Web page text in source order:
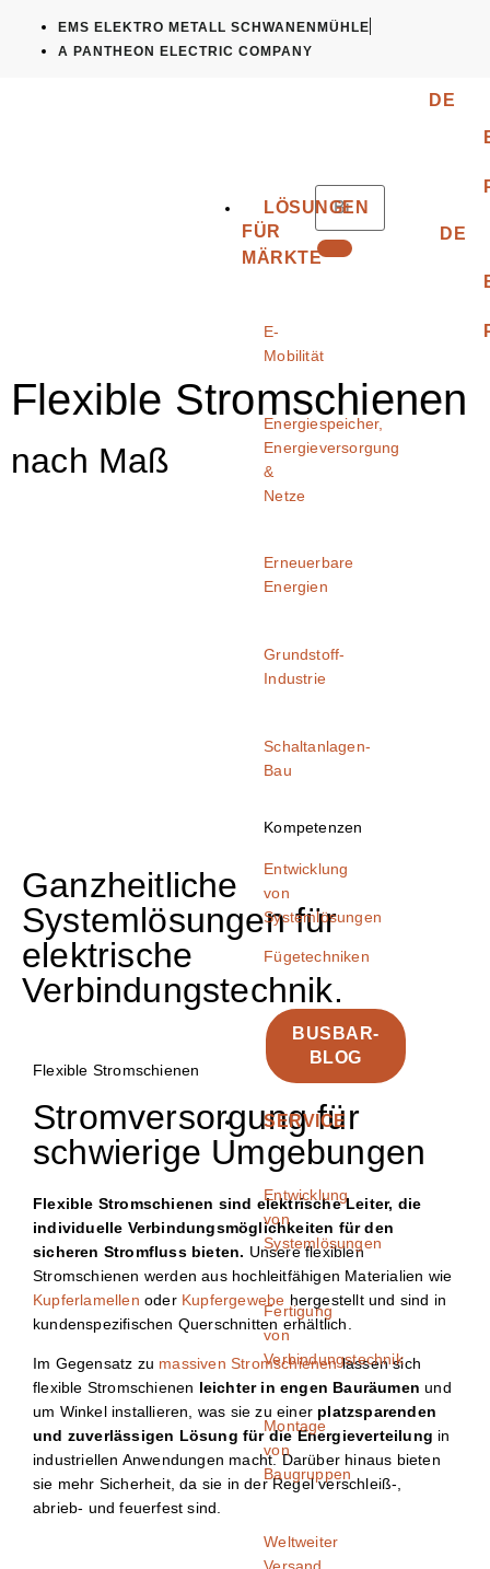
EMS ELEKTRO METALL SCHWANENMÜHLE
A PANTHEON ELECTRIC COMPANY
LÖSUNGEN
FÜR
MÄRKTE
E-
Mobilität
Energiespeicher,
Energieversorgung
&
Netze
Erneuerbare
Energien
Grundstoff-
Industrie
Schaltanlagen-
Bau
Kompetenzen
Entwicklung
von
Systemlösungen
Fügetechniken
BUSBAR-
BLOG
SERVICE
Entwicklung
von
Systemlösungen
Fertigung
von
Verbindungstechnik
Montage
von
Baugruppen
Weltweiter
DE
DE
Flexible Stromschienen
nach Maß
Ganzheitliche
Systemlösungen für
elektrische
Verbindungstechnik.
Flexible Stromschienen
Stromversorgung für
schwierige Umgebungen
Flexible Stromschienen sind elektrische Leiter, die
individuelle Verbindungsmöglichkeiten für den
sicheren Stromfluss bieten. Unsere flexiblen
Stromschienen werden aus hochleitfähigen Materialien wie
Kupferlamellen oder Kupfergewebe hergestellt und sind in
kundenspezifischen Querschnitten erhältlich.
Im Gegensatz zu massiven Stromschienenlassen sich
flexible Stromschienen leichter in engen Bauräumen und
um Winkel installieren, was sie zu einer platzsparenden
und zuverlässigen Lösung für die Energieverteilung in
industriellen Anwendungen macht. Darüber hinaus bieten
sie mehr Sicherheit, da sie in der Regel verschleiß-,
abrieb- und feuerfest sind.